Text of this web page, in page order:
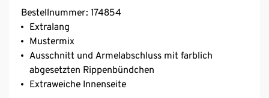
Bestellnummer: 174854
Extralang
Mustermix
Ausschnitt und Armelabschluss mit farblich
abgesetzten Rippenbündchen
Extraweiche Innenseite